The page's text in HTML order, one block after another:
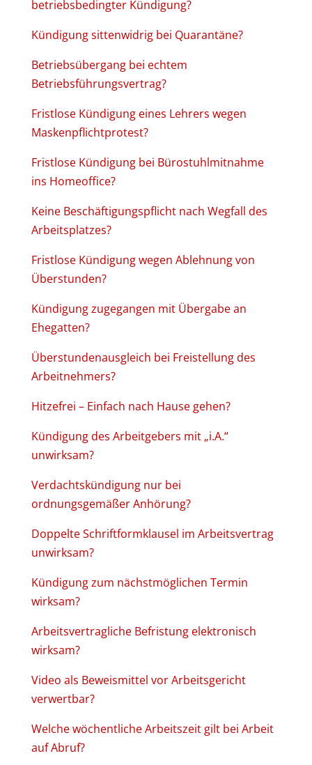
betriebsbedingter Kündigung?
Kündigung sittenwidrig bei Quarantäne?
Betriebsübergang bei echtem
Betriebsführungsvertrag?
Fristlose Kündigung eines Lehrers wegen
Maskenpflichtprotest?
Fristlose Kündigung bei Bürostuhlmitnahme
ins Homeoffice?
Keine Beschäftigungspflicht nach Wegfall des
Arbeitsplatzes?
Fristlose Kündigung wegen Ablehnung von
Überstunden?
Kündigung zugegangen mit Übergabe an
Ehegatten?
Überstundenausgleich bei Freistellung des
Arbeitnehmers?
Hitzefrei – Einfach nach Hause gehen?
Kündigung des Arbeitgebers mit „i.A.“
unwirksam?
Verdachtskündigung nur bei
ordnungsgemäßer Anhörung?
Doppelte Schriftformklausel im Arbeitsvertrag
unwirksam?
Kündigung zum nächstmöglichen Termin
wirksam?
Arbeitsvertragliche Befristung elektronisch
wirksam?
Video als Beweismittel vor Arbeitsgericht
verwertbar?
Welche wöchentliche Arbeitszeit gilt bei Arbeit
auf Abruf?